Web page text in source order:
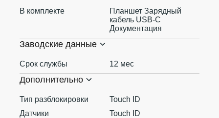
В комплекте
Планшет Зарядный
кабель USB‑C
Документация
Заводские данные
Срок службы 12 мес
Дополнительно
Тип разблокировки
Touch ID
Датчики
Touch ID